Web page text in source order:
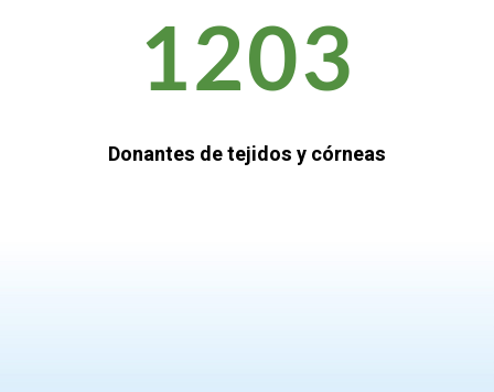
1203
Donantes de tejidos y córneas